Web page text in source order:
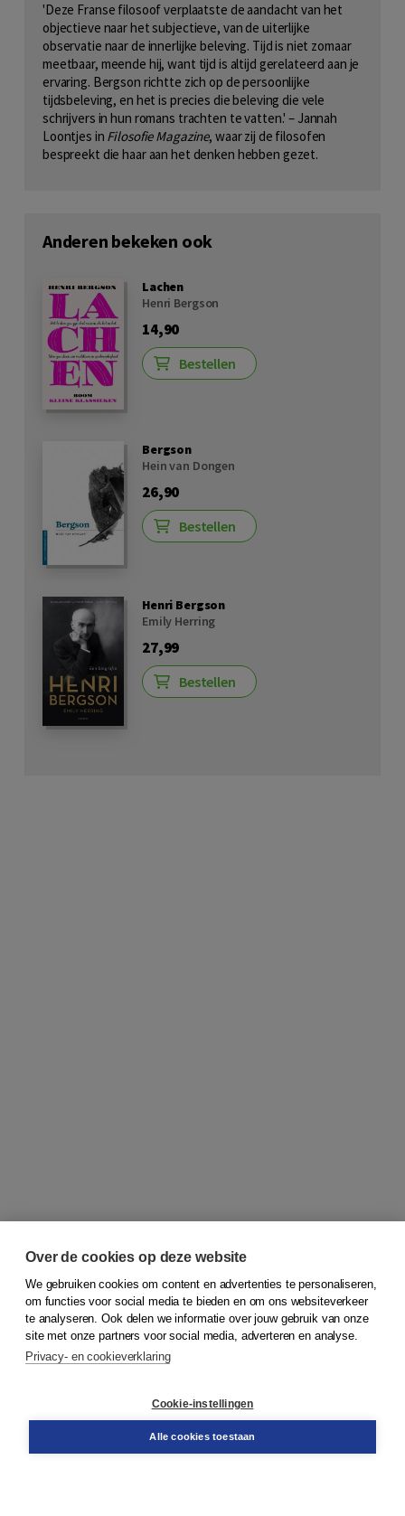
'Deze Franse filosoof verplaatste de aandacht van het
objectieve naar het subjectieve, van de uiterlijke
observatie naar de innerlijke beleving. Tijd is niet zomaar
meetbaar, meende hij, want tijd is altijd gerelateerd aan je
ervaring. Bergson richtte zich op de persoonlijke
tijdsbeleving, en het is precies die beleving die vele
schrijvers in hun romans trachten te vatten.' – Jannah
Loontjes in Filosofie Magazine, waar zij de filosofen
bespreekt die haar aan het denken hebben gezet.
Anderen bekeken ook
Lachen
Henri Bergson
14,90
Bestellen
Bergson
Hein van Dongen
26,90
Bestellen
Henri Bergson
Emily Herring
27,99
Bestellen
© 2026Koninklijke Boom uitgevers
Bestellen
Over de cookies op deze website
We gebruiken cookies om content en advertenties te personaliseren,
om functies voor social media te bieden en om ons websiteverkeer
te analyseren. Ook delen we informatie over jouw gebruik van onze
site met onze partners voor social media, adverteren en analyse.
Privacy- en cookieverklaring
Cookie-instellingen
Alle cookies toestaan